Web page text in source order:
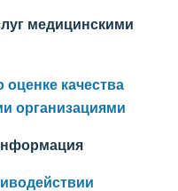
медицинскими
оценке качества
организациями